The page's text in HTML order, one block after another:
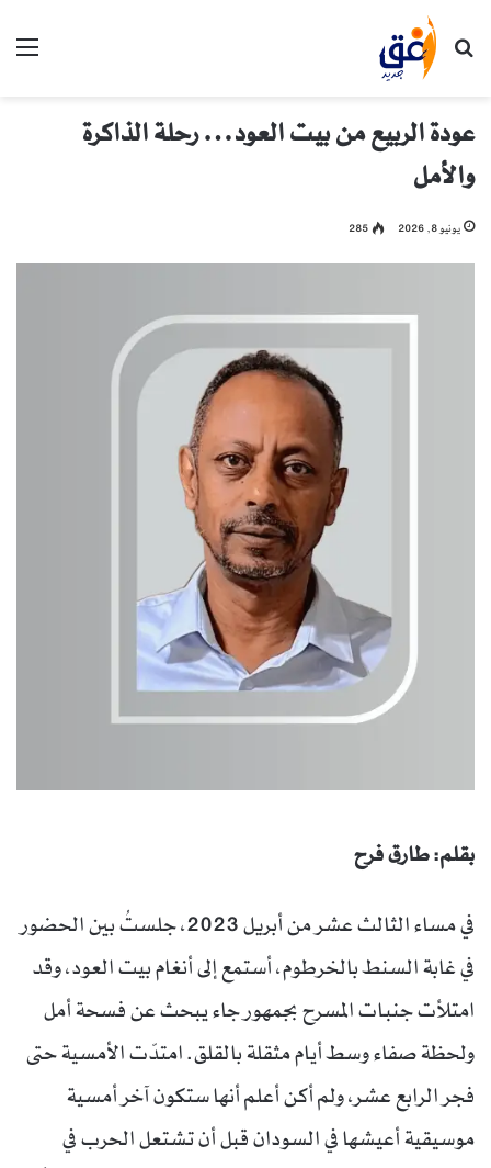
بحث عن
عودة الربيع من بيت العود… رحلة الذاكرة
والأمل
يونيو 8, 2026 285
بقلم: طارق فرح
في مساء الثالث عشر من أبريل 2023، جلستُ بين الحضور
في غابة السنط بالخرطوم، أستمع إلى أنغام بيت العود، وقد
امتلأت جنبات المسرح بجمهور جاء يبحث عن فسحة أمل
ولحظة صفاء وسط أيام مثقلة بالقلق. امتدّت الأمسية حتى
فجر الرابع عشر، ولم أكن أعلم أنها ستكون آخر أمسية
موسيقية أعيشها في السودان قبل أن تشتعل الحرب في